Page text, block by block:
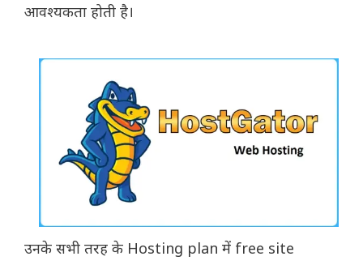
आवश्यकता होती है।
उनके सभी तरह के Hosting plan में free site